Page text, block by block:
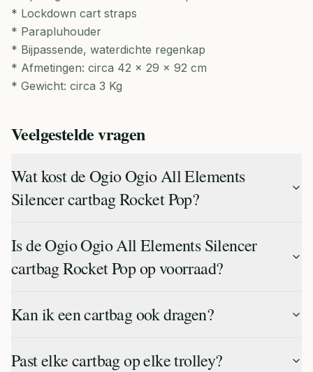
* Lockdown cart straps
* Parapluhouder
* Bijpassende, waterdichte regenkap
* Afmetingen: circa 42 x 29 x 92 cm
* Gewicht: circa 3 Kg
Veelgestelde vragen
Wat kost de Ogio Ogio All Elements
Silencer cartbag Rocket Pop?
Is de Ogio Ogio All Elements Silencer
cartbag Rocket Pop op voorraad?
Kan ik een cartbag ook dragen?
Past elke cartbag op elke trolley?